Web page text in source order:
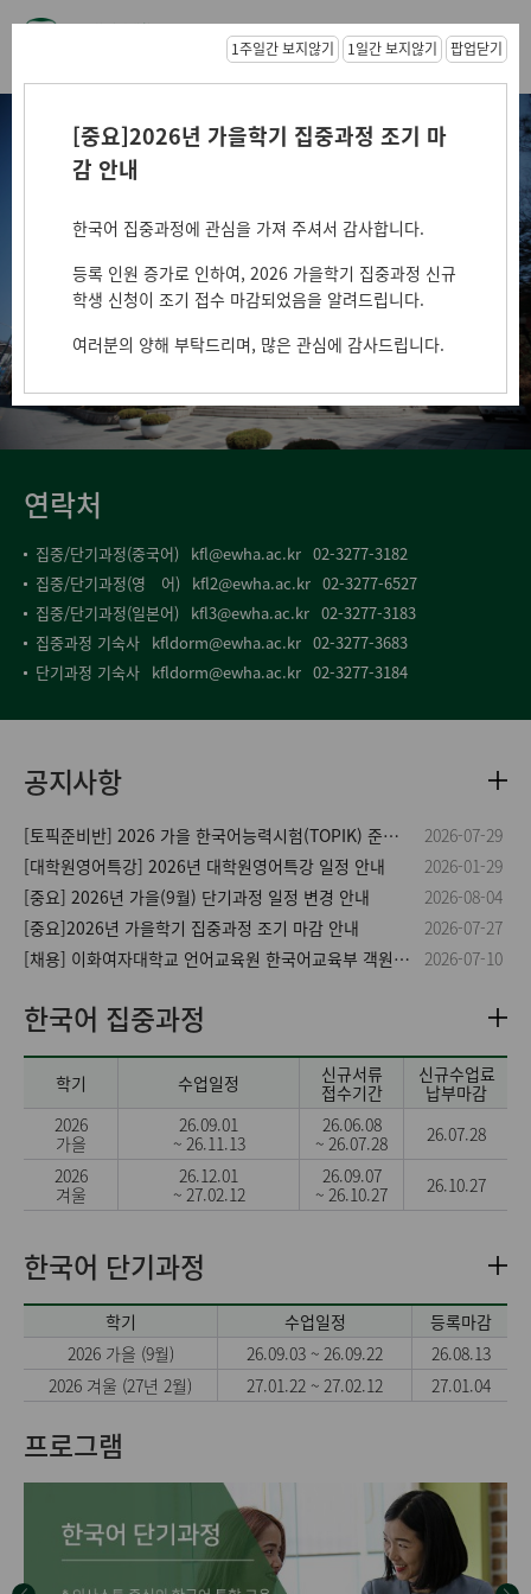
[중요]2026년 가을학기 집중과정 조기 마
감 안내
한국어 집중과정에 관심을 가져 주셔서 감사합니다.
등록 인원 증가로 인하여, 2026 가을학기 집중과정 신규
학생 신청이 조기 접수 마감되었음을 알려드립니다.
여러분의 양해 부탁드리며, 많은 관심에 감사드립니다.
1주일간 보지않기 1일간 보지않기 팝업닫기
이화여자대학교 언어교육원
연락처
집중/단기과정(중국어) kfl@ewha.ac.kr 02-3277-3182
집중/단기과정(영 어) kfl2@ewha.ac.kr 02-3277-6527
집중/단기과정(일본어) kfl3@ewha.ac.kr 02-3277-3183
집중과정 기숙사 kfldorm@ewha.ac.kr 02-3277-3683
단기과정 기숙사 kfldorm@ewha.ac.kr 02-3277-3184
공지사항
[토픽준비반] 2026 가을 한국어능력시험(TOPIK) 준비반
2026-07-29
[대학원영어특강] 2026년 대학원영어특강 일정 안내
2026-01-29
[중요] 2026년 가을(9월) 단기과정 일정 변경 안내
2026-08-04
[중요]2026년 가을학기 집중과정 조기 마감 안내
2026-07-27
[채용] 이화여자대학교 언어교육원 한국어교육부 객원강사 모집( 2026학년도 가을·겨울학기)
2026-07-10
한국어 집중과정
학기 수업일정
신규서류
접수기간
신규수업료
납부마감
2026
가을
26.09.01
~ 26.11.13
26.06.08
~ 26.07.28
26.07.28
2026
겨울
26.12.01
~ 27.02.12
26.09.07
~ 26.10.27
26.10.27
한국어 단기과정
학기 수업일정
등록마감
2026 가을 (9월)
26.09.03 ~ 26.09.22
26.08.13
2026 겨울 (27년 2월)
27.01.22 ~ 27.02.12 27.01.04
프로그램